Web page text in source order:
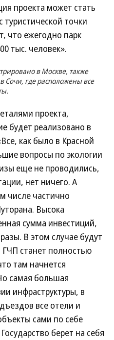
проекта может стать
точки
что ежегодно парк
тыс. человек».
в Москве, также
Сочи, где расположены все
проекта,
будет реализовано в
как было в Красной
вопросы по экологии
еще не проводились,
нет ничего. А
числе частично
Высока
сумма инвестиций,
В этом случае будут
ГЧП станет полностью
там начнется
самая большая
инфраструктуры, в
все отели и
сами по себе
берет на себя